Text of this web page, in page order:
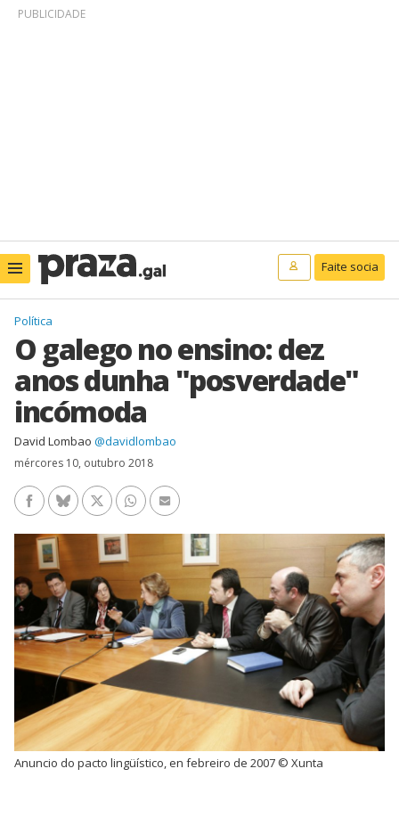
PUBLICIDADE
Faite socia
Política
O galego no ensino: dez
anos dunha "posverdade"
incómoda
David Lombao @davidlombao
mércores 10, outubro 2018
Facebook
BlueskyTwitter/XWhatsAppEnviar un e-mail
Anuncio do pacto lingüístico, en febreiro de 2007 © Xunta